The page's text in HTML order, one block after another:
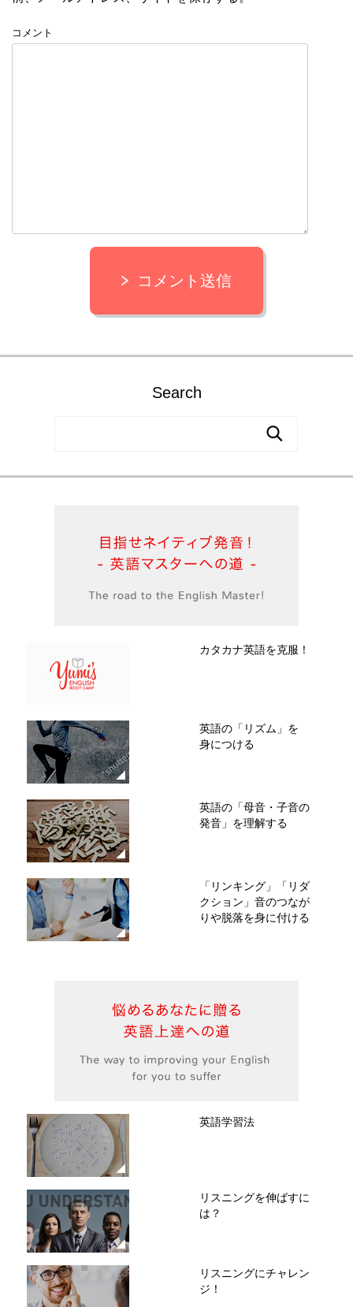
コメント
コメント送信
Search
カタカナ英語を克服！
英語の「リズム」を
身につける
英語の「母音・子音の
発音」を理解する
「リンキング」「リダ
クション」音のつなが
りや脱落を身に付ける
英語学習法
リスニングを伸ばすに
は？
リスニングにチャレン
ジ！